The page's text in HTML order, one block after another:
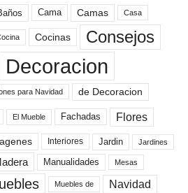
Cama Camas Casa
Cocinas Consejos
Decoracion
para Navidad de Decoracion
El Mueble Fachadas Flores
Interiores Jardin Jardines
Manualidades Mesas
Muebles de Navidad